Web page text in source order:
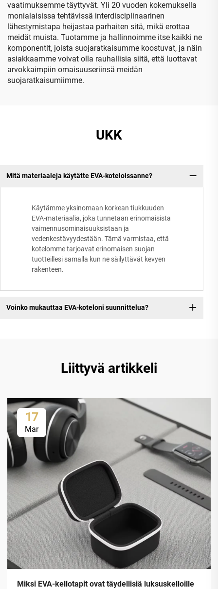
vaatimuksemme täyttyvät. Yli 20 vuoden kokemuksella
monialaisissa tehtävissä interdisciplinaarinen
lähestymistapa heijastaa parhaiten sitä, mikä erottaa
meidät muista. Tuotamme ja hallinnoimme itse kaikki ne
komponentit, joista suojaratkaisumme koostuvat, ja näin
asiakkaamme voivat olla rauhallisia siitä, että luottavat
arvokkaimpiin omaisuuseriinsä meidän
suojaratkaisumiimme.
UKK
Mitä materiaaleja käytätte EVA-koteloissanne?
Käytämme yksinomaan korkean tiukkuuden
EVA-materiaalia, joka tunnetaan erinomaisista
vaimennusominaisuuksistaan ja
vedenkestävyydestään. Tämä varmistaa, että
kotelomme tarjoavat erinomaisen suojan
tuotteillesi samalla kun ne säilyttävät kevyen
rakenteen.
Voinko mukauttaa EVA-koteloni suunnittelua?
Liittyvä artikkeli
17
Mar
Miksi EVA-kellotapit ovat täydellisiä luksuskelloille